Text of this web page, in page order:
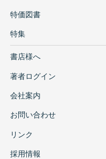
特価図書
特集
書店様へ
著者ログイン
会社案内
お問い合わせ
リンク
採用情報